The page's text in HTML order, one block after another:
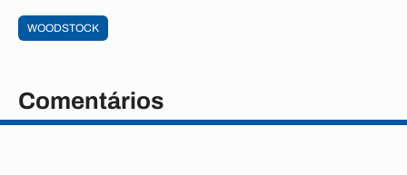
WOODSTOCK
Comentários